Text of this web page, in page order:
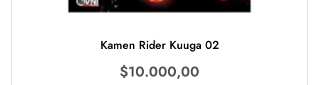
Kamen Rider Kuuga 02
$10.000,00